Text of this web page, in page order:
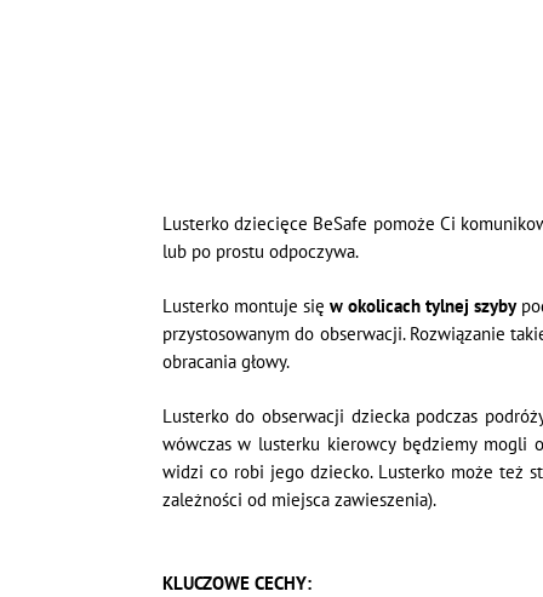
Lusterko dziecięce BeSafe pomoże Ci
lub po prostu odpoczywa.
Lusterko montuje się w okolicach tylnej szyby
przystosowanym do obserwacji. Rozwiązanie
obracania głowy.
Lusterko do obserwacji dziecka podczas
wówczas w lusterku kierowcy będziemy mogli
widzi co robi jego dziecko. Lusterko może też
zależności od miejsca zawieszenia).
KLUCZOWE CECHY: